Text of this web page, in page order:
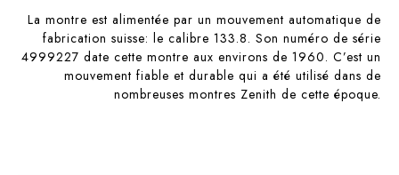
La montre est alimentée par un mouvement automatique de
fabrication suisse: le calibre 133.8. Son numéro de série
4999227 date cette montre aux environs de 1960. C’est un
mouvement fiable et durable qui a été utilisé dans de
nombreuses montres Zenith de cette époque.